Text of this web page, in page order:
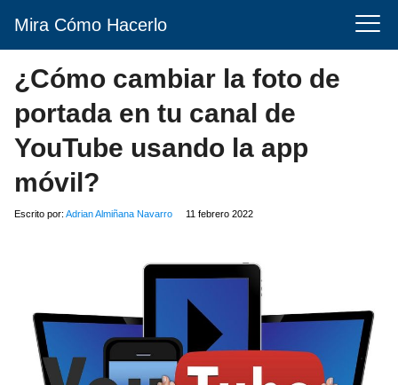
Mira Cómo Hacerlo
¿Cómo cambiar la foto de
portada en tu canal de
YouTube usando la app
móvil?
Escrito por: Adrian Almiñana Navarro 11 febrero 2022